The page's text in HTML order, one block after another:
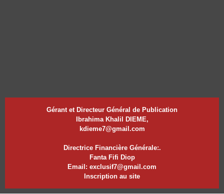
Gérant et Directeur Général de Publication
Ibrahima Khalil DIEME,
kdieme7@gmail.com
Directrice Financière Générale:.
Fanta Fifi Diop
Email: exclusif7@gmail.com
Inscription au site